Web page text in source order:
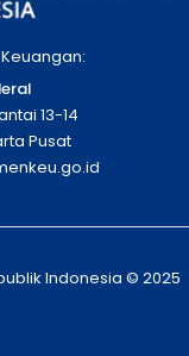
13-14
Pusat
Indonesia © 2025